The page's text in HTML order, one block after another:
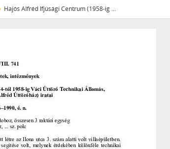
A TANÁCSKÖZTÁRSASÁG FORRADALMI SZERVEI, 1919
FELADATOKRA LÉTREJÖTT BIZOTTSÁGOK,
TERÜLETI SZERVEI, 1952–1991
1946–2010
Hajós Alfréd Ifjúsági Centrum (1958-ig Váci Úttörő Technikai Állomás, 1989-ig Hajós Alfréd Úttörőház) iratai